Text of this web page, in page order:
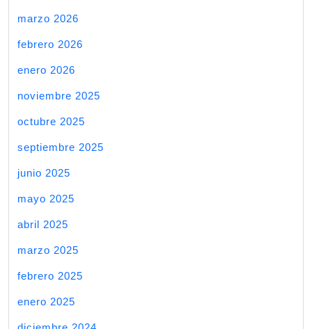
marzo 2026
febrero 2026
enero 2026
noviembre 2025
octubre 2025
septiembre 2025
junio 2025
mayo 2025
abril 2025
marzo 2025
febrero 2025
enero 2025